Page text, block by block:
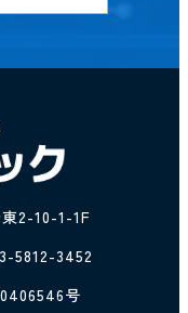
2-10-1-1F
5812-3452
号